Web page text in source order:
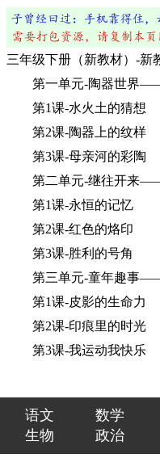
三年级下册（新教材）-新
第一单元-陶器世界——
第1课-水火土的猜想
第2课-陶器上的纹样
第3课-母亲河的彩陶
第二单元-继往开来——
第1课-永恒的记忆
第2课-红色的烙印
第3课-胜利的号角
第三单元-童年趣事——
第1课-皮影的生命力
第2课-印痕里的时光
第3课-我运动我快乐
语文 数学
生物
政治